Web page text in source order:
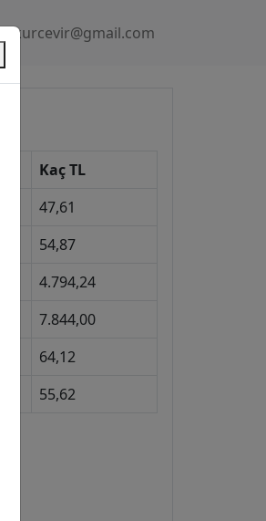
kurcevir@gmail.com
Kaç TL
47,61
54,87
4.794,24
7.844,00
64,12
55,62